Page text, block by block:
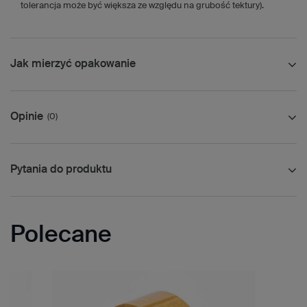
tolerancja może być większa ze względu na grubość tektury).
Jak mierzyć opakowanie
Opinie (0)
Pytania do produktu
Polecane